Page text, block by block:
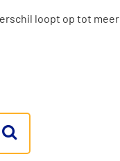
loopt op tot meer
Twijfelt u? Vraag
merken: